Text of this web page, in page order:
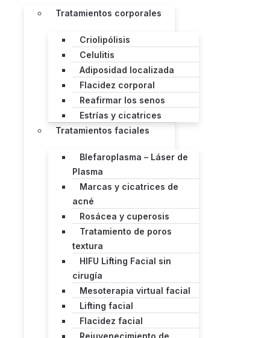
Tratamientos corporales
Criolipólisis
Celulitis
Adiposidad localizada
Flacidez corporal
Reafirmar los senos
Estrías y cicatrices
Tratamientos faciales
Blefaroplasma – Láser de
Plasma
Marcas y cicatrices de
acné
Rosácea y cuperosis
Tratamiento de poros
textura
HIFU Lifting Facial sin
cirugía
Mesoterapia virtual facial
Lifting facial
Flacidez facial